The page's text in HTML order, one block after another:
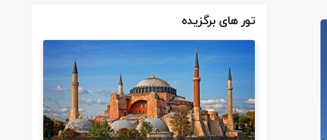
تور های برگزیده